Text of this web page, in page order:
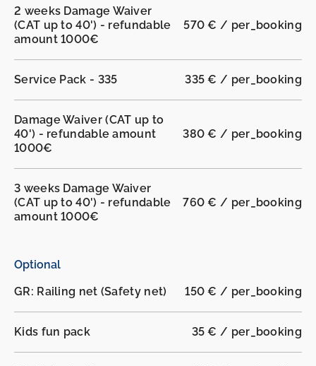
2 weeks Damage Waiver
(CAT up to 40') - refundable
amount 1000€
570 € / per_booking
Service Pack - 335 335 € / per_booking
Damage Waiver (CAT up to
40') - refundable amount
1000€
380 € / per_booking
3 weeks Damage Waiver
(CAT up to 40') - refundable
amount 1000€
760 € / per_booking
Optional
GR: Railing net (Safety net)
150 € / per_booking
Kids fun pack 35 € / per_booking